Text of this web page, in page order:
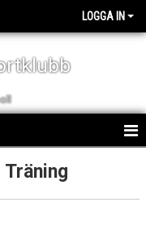
LOGGA IN
Träning